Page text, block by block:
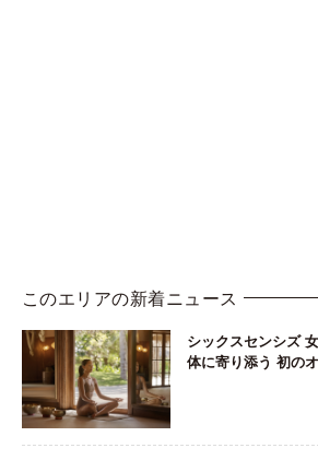
このエリアの新着ニュース
シックスセンシズ
体に寄り添う 初の